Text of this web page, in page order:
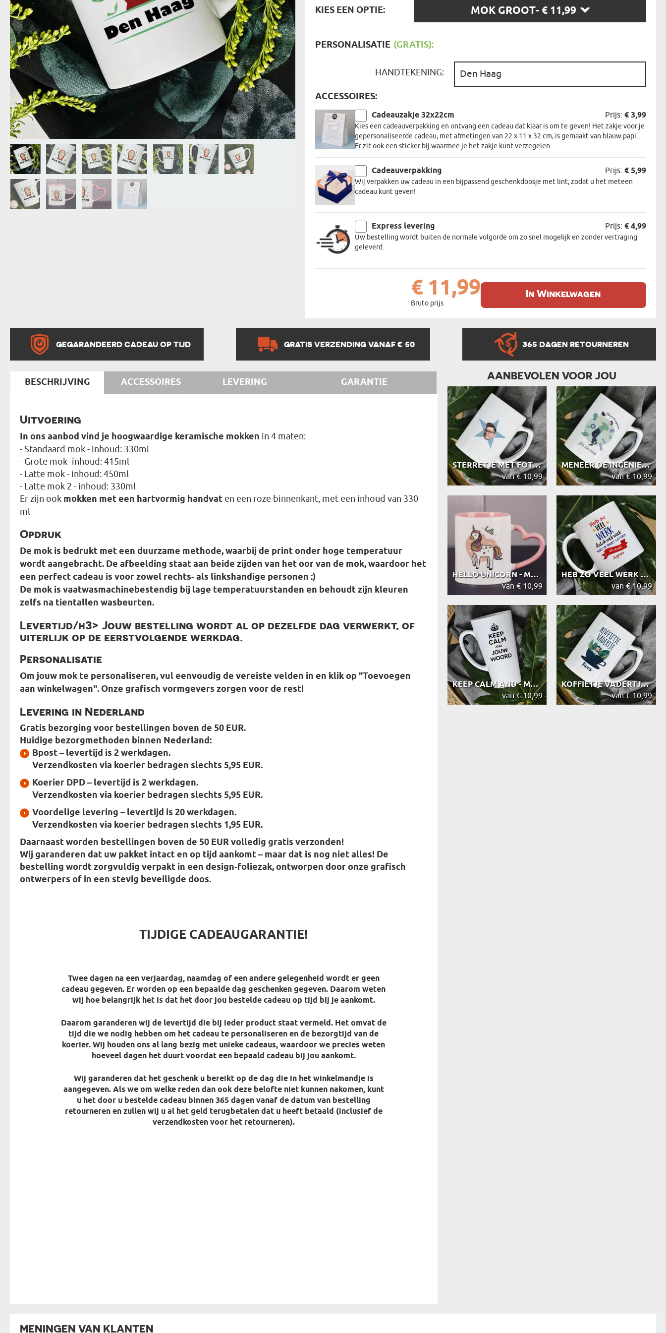
CADEAU VOORSCHOONOUDERS
SENIOREN
BRANDWEERMAN
BAAS
GRAPPENMAKER
VOEDINGSMIDDELEN
SOORT CADEAU
KIES EEN OPTIE: MOK GROOT- € 11,99
PERSONALISATIE (GRATIS):
HANDTEKENING:
ACCESSOIRES:
Cadeauzakje 32x22cm Prijs: € 3,99
Kies een cadeauverpakking en ontvang een cadeau dat klaar is om te geven! Het zakje voor je
gepersonaliseerde cadeau, met afmetingen van 22 x 11 x 32 cm, is gemaakt van blauw papier.
Er zit ook een sticker bij waarmee je het zakje kunt verzegelen.
Cadeauverpakking Prijs: € 5,99
Wij verpakken uw cadeau in een bijpassend geschenkdoosje met lint, zodat u het meteen
cadeau kunt geven!
Express levering Prijs: € 4,99
Uw bestelling wordt buiten de normale volgorde om zo snel mogelijk en zonder vertraging
geleverd.
€ 11,99
Bruto prijs
In Winkelwagen
GEGARANDEERD CADEAU OP TIJD GRATIS VERZENDING VANAF € 50 365 DAGEN RETOURNEREN
BESCHRIJVING ACCESSOIRES LEVERING GARANTIE
Uitvoering
In ons aanbod vind je hoogwaardige keramische mokken in 4 maten:
- Standaard mok - inhoud: 330ml
- Grote mok- inhoud: 415ml
- Latte mok - inhoud: 450ml
- Latte mok 2 - inhoud: 330ml
Er zijn ook mokken met een hartvormig handvat en een roze binnenkant, met een inhoud van 330
ml
Opdruk
De mok is bedrukt met een duurzame methode, waarbij de print onder hoge temperatuur
wordt aangebracht. De afbeelding staat aan beide zijden van het oor van de mok, waardoor het
een perfect cadeau is voor zowel rechts- als linkshandige personen :)
De mok is vaatwasmachinebestendig bij lage temperatuurstanden en behoudt zijn kleuren
zelfs na tientallen wasbeurten.
Levertijd/h3> Jouw bestelling wordt al op dezelfde dag verwerkt, of
uiterlijk op de eerstvolgende werkdag.
Personalisatie
Om jouw mok te personaliseren, vul eenvoudig de vereiste velden in en klik op "Toevoegen
aan winkelwagen". Onze grafisch vormgevers zorgen voor de rest!
Levering in Nederland
Gratis bezorging voor bestellingen boven de 50 EUR.
Huidige bezorgmethoden binnen Nederland:
Bpost– levertijd is 2 werkdagen.
Verzendkosten via koerier bedragen slechts 5,95 EUR.
Koerier DPD– levertijd is 2 werkdagen.
Verzendkosten via koerier bedragen slechts 5,95 EUR.
Voordelige levering – levertijd is 20 werkdagen.
Verzendkosten via koerier bedragen slechts 1,95 EUR.
Daarnaast worden bestellingen boven de 50 EUR volledig gratis verzonden!
Wij garanderen dat uw pakket intact en op tijd aankomt – maar dat is nog niet alles! De
bestelling wordt zorgvuldig verpakt in een design-foliezak, ontworpen door onze grafisch
ontwerpers of in een stevig beveiligde doos.
TIJDIGE CADEAUGARANTIE!
Twee dagen na een verjaardag, naamdag of een andere gelegenheid wordt er geen
cadeau gegeven. Er worden op een bepaalde dag geschenken gegeven. Daarom weten
wij hoe belangrijk het is dat het door jou bestelde cadeau op tijd bij je aankomt.
Daarom garanderen wij de levertijd die bij ieder product staat vermeld. Het omvat de
tijd die we nodig hebben om het cadeau te personaliseren en de bezorgtijd van de
koerier. Wij houden ons al lang bezig met unieke cadeaus, waardoor we precies weten
hoeveel dagen het duurt voordat een bepaald cadeau bij jou aankomt.
Wij garanderen dat het geschenk u bereikt op de dag die in het winkelmandje is
aangegeven. Als we om welke reden dan ook deze belofte niet kunnen nakomen, kunt
u het door u bestelde cadeau binnen 365 dagen vanaf de datum van bestelling
retourneren en zullen wij u al het geld terugbetalen dat u heeft betaald (inclusief de
verzendkosten voor het retourneren).
AANBEVOLEN VOOR JOU
STERRETJE MET FOTO THE OFFICE - MOK
van € 10,99
MENEER DE INGENIEUR - MOK
van € 10,99
HELLO UNICORN - MOK
van € 10,99
HEB ZO VEEL WERK - MOK
van € 10,99
KEEP CALM AND - MOK
van € 10,99
KOFFIETJE VADERTJE - MOK
van € 10,99
MENINGEN VAN KLANTEN